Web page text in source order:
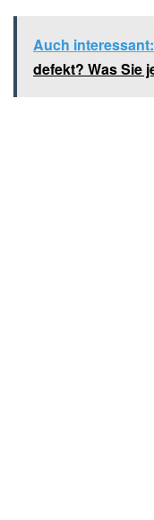
Auch interessant:
defekt? Was Sie